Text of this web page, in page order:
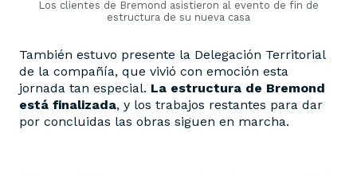
Los clientes de Bremond asistieron al evento de fin de
estructura de su nueva casa
También estuvo presente la Delegación Territorial
de la compañía, que vivió con emoción esta
jornada tan especial. La estructura de Bremond
está finalizada, y los trabajos restantes para dar
por concluidas las obras siguen en marcha.